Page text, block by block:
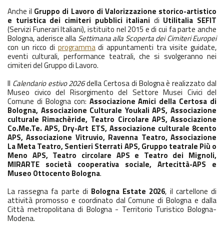
Anche il Gruppo di Lavoro di Valorizzazione storico-artistico
e turistica dei cimiteri pubblici italiani di Utilitalia SEFIT
(Servizi Funerari Italiani), istituito nel 2015 e di cui fa parte anche
Bologna, aderisce alla Settimana alla Scoperta dei Cimiteri Europei
con un ricco di programmadi appuntamenti tra visite guidate,
eventi culturali, performance teatrali, che si svolgeranno nei
cimiteri del Gruppo di Lavoro.
Il Calendario estivo 2026della Certosa di Bologna è realizzato dal
Museo civico del Risorgimento del Settore Musei Civici del
Comune di Bologna con: Associazione Amici della Certosa di
Bologna, Associazione Culturale Youkali APS, Associazione
culturale Rimachèride, Teatro Circolare APS, Associazione
Co.Me.Te. APS, Dry-Art ETS, Associazione culturale 8cento
APS, Associazione Vitruvio, Ravenna Teatro, Associazione
La Meta Teatro, Sentieri Sterrati APS, Gruppo teatrale Più o
Meno APS, Teatro circolare APS e Teatro dei Mignoli,
MIRARTE società cooperativa sociale, Artecittà-APS e
Museo Ottocento Bologna.
La rassegna fa parte di Bologna Estate 2026, il cartellone di
attività promosso e coordinato dal Comune di Bologna e dalla
Città metropolitana di Bologna - Territorio Turistico Bologna-
Modena.